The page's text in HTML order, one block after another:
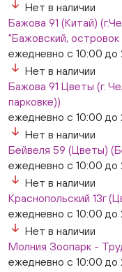
Нет в наличии
Бажова 91 (Китай)
"Бажовский,
ежедневно с 10:00 до
Нет в наличии
Бажова 91 Цветы (г.
парковке))
ежедневно с 10:00 до
Нет в наличии
Бейвеля 59 (Цветы)
ежедневно с 10:00 до
Нет в наличии
Краснопольский 13г
ежедневно с 10:00 до
Нет в наличии
Молния Зоопарк -
ежедневно с 10:00 до